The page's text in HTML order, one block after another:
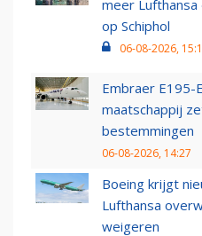
meer
op Schiphol
06-08-2026,
Embraer E195-
maatschappij
bestemmingen
06-08-2026, 14:27
Boeing krijgt
Lufthansa
weigeren